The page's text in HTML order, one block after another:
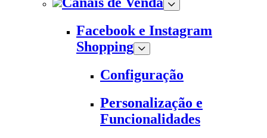
Facebook e Instagram
Shopping
Configuração
Personalização e
Funcionalidades